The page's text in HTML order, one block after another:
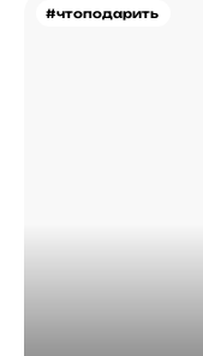
#чтоподарить